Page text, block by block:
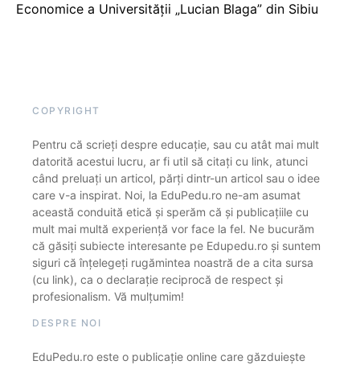
Economice a Universității „Lucian Blaga” din Sibiu
COPYRIGHT
Pentru că scrieți despre educație, sau cu atât mai mult
datorită acestui lucru, ar fi util să citați cu link, atunci
când preluați un articol, părți dintr-un articol sau o idee
care v-a inspirat. Noi, la EduPedu.ro ne-am asumat
această conduită etică și sperăm că și publicațiile cu
mult mai multă experiență vor face la fel. Ne bucurăm
că găsiți subiecte interesante pe Edupedu.ro și suntem
siguri că înțelegeți rugămintea noastră de a cita sursa
(cu link), ca o declarație reciprocă de respect și
profesionalism. Vă mulțumim!
DESPRE NOI
EduPedu.ro este o publicație online care găzduiește